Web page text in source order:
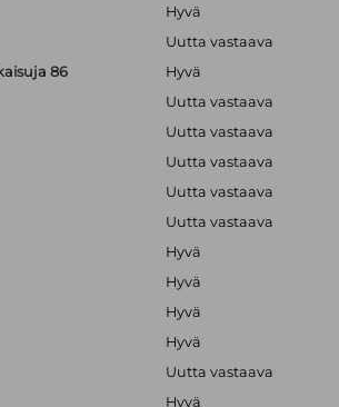
Hyvä
Uutta vastaava
86
Hyvä
Uutta vastaava
Uutta vastaava
Uutta vastaava
Uutta vastaava
Uutta vastaava
Hyvä
Hyvä
Hyvä
Hyvä
Uutta vastaava
Hyvä